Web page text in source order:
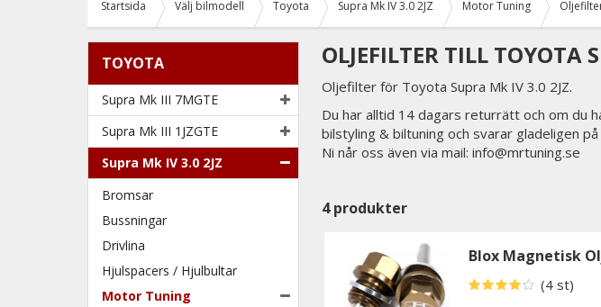
Startsida Välj bilmodell Toyota Supra Mk IV 3.0 2JZ Motor Tuning
TOYOTA
Supra Mk III 7MGTE
Supra Mk III 1JZGTE
Supra Mk IV 3.0 2JZ
Bromsar
Bussningar
Drivlina
Hjulspacers / Hjulbultar
Motor Tuning
OLJEFILTER TILL TOYOTA
Oljefilter för Toyota Supra Mk IV 3.0 2JZ.
Du har alltid 14 dagars returrätt och om du
bilstyling & biltuning och svarar gladeligen
Ni når oss även via mail: info@mrtuning.se
4produkter
Blox Magnetisk
(4 st)